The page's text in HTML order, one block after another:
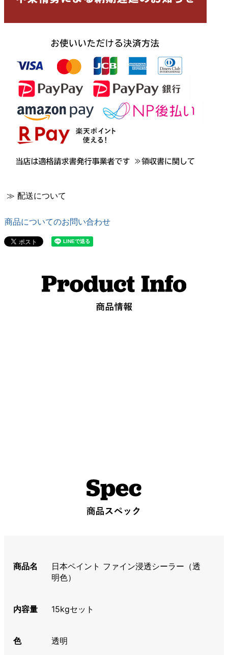
≫ 配送について
商品についてのお問い合わせ
商品名
日本ペイント ファイン浸透シーラー（透
明色）
内容量 15kgセット
色 透明